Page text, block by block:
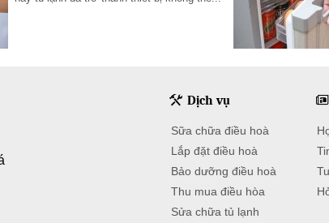
Dịch vụ
Sữa chữa điều hoà
Lắp đặt điều hoà
Bảo dưỡng điều hoà
Thu mua điều hòa
Sửa chữa tủ lạnh